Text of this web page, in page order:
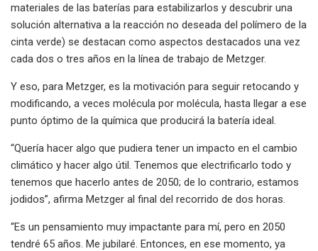
materiales de las baterías para estabilizarlos y descubrir una
solución alternativa a la reacción no deseada del polímero de la
cinta verde) se destacan como aspectos destacados una vez
cada dos o tres años en la línea de trabajo de Metzger.
Y eso, para Metzger, es la motivación para seguir retocando y
modificando, a veces molécula por molécula, hasta llegar a ese
punto óptimo de la química que producirá la batería ideal.
“Quería hacer algo que pudiera tener un impacto en el cambio
climático y hacer algo útil. Tenemos que electrificarlo todo y
tenemos que hacerlo antes de 2050; de lo contrario, estamos
jodidos”, afirma Metzger al final del recorrido de dos horas.
“Es un pensamiento muy impactante para mí, pero en 2050
tendré 65 años. Me jubilaré. Entonces, en ese momento, ya